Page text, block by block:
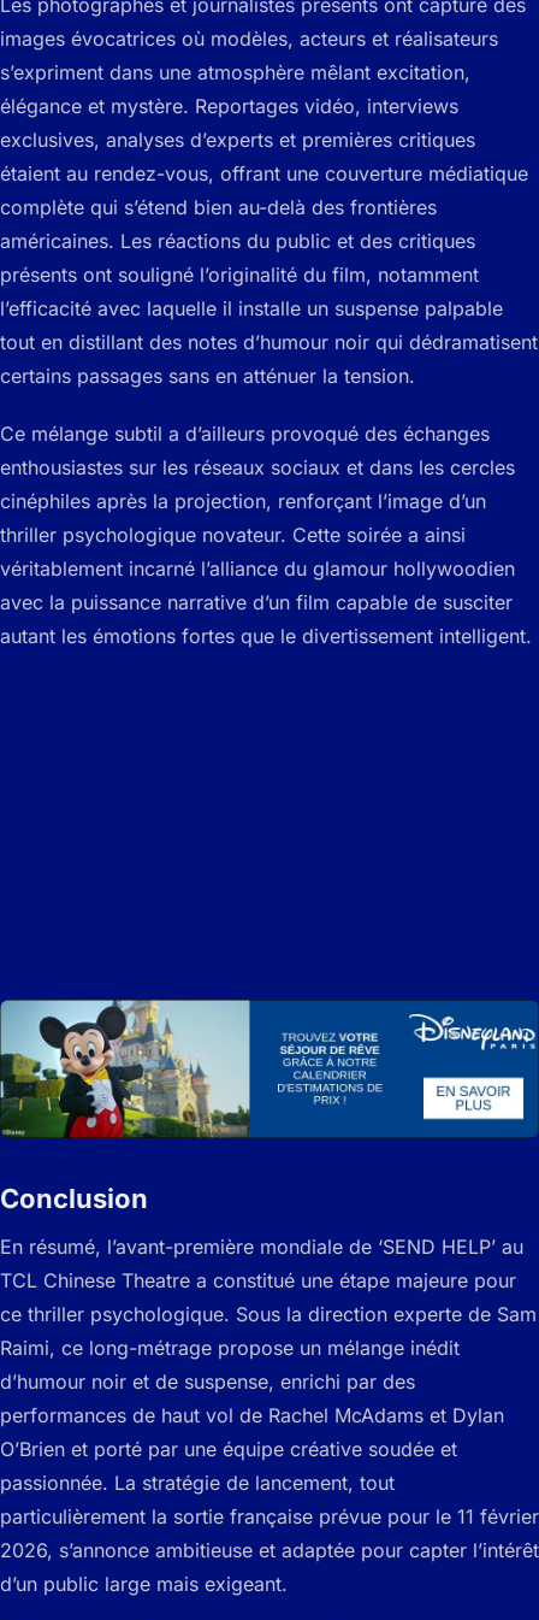
images évocatrices où modèles, acteurs et réalisateurs
s’expriment dans une atmosphère mêlant excitation,
élégance et mystère. Reportages vidéo, interviews
exclusives, analyses d’experts et premières critiques
étaient au rendez-vous, offrant une couverture médiatique
complète qui s’étend bien au-delà des frontières
américaines. Les réactions du public et des critiques
présents ont souligné l’originalité du film, notamment
l’efficacité avec laquelle il installe un suspense palpable
tout en distillant des notes d’humour noir qui dédramatisent
certains passages sans en atténuer la tension.
Ce mélange subtil a d’ailleurs provoqué des échanges
enthousiastes sur les réseaux sociaux et dans les cercles
cinéphiles après la projection, renforçant l’image d’un
thriller psychologique novateur. Cette soirée a ainsi
véritablement incarné l’alliance du glamour hollywoodien
avec la puissance narrative d’un film capable de susciter
autant les émotions fortes que le divertissement intelligent.
Conclusion
En résumé, l’avant-première mondiale de ‘SEND HELP’ au
TCL Chinese Theatre a constitué une étape majeure pour
ce thriller psychologique. Sous la direction experte de Sam
Raimi, ce long-métrage propose un mélange inédit
d’humour noir et de suspense, enrichi par des
performances de haut vol de Rachel McAdams et Dylan
O’Brien et porté par une équipe créative soudée et
passionnée. La stratégie de lancement, tout
particulièrement la sortie française prévue pour le 11 février
2026, s’annonce ambitieuse et adaptée pour capter l’intérêt
d’un public large mais exigeant.